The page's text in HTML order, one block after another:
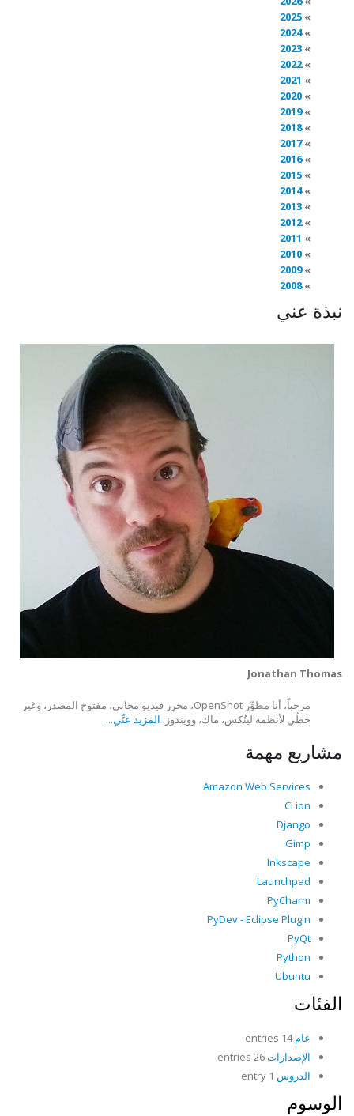
2025
2024
2023
2022
2021
2020
2019
2018
2017
2016
2015
2014
2013
2012
2011
2010
2009
2008
نبذة عني
Jonathan Thomas
مرحباً، أنا مطوِّر OpenShot، محرر فيديو مجاني، مفتوح المصدر، وغير
خطَّي لأنظمة لينُكس، ماك، وويندوز. المزيد عنِّي...
مشاريع مهمة
Amazon Web Services
CLion
Django
Gimp
Inkscape
Launchpad
PyCharm
PyDev - Eclipse Plugin
PyQt
Python
Ubuntu
الفئات
عام14 entries
الإصدارات
الدروس
الوسوم